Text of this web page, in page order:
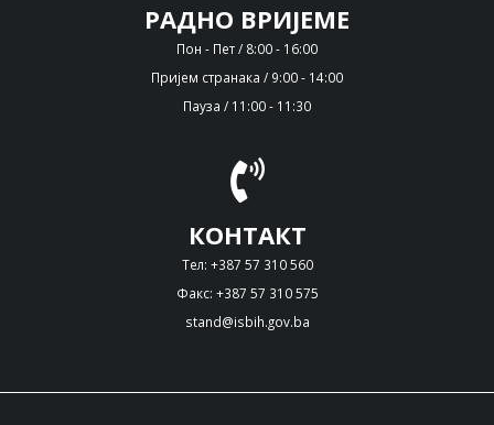
РАДНО ВРИЈЕМЕ
Пон - Пет / 8:00 - 16:00
Пријем странака / 9:00 - 14:00
Пауза / 11:00 - 11:30
КОНТАКТ
Тел: +387 57 310 560
Факс: +387 57 310 575
stand@isbih.gov.ba